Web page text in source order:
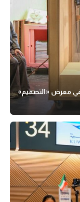
في معرض «التصميم»